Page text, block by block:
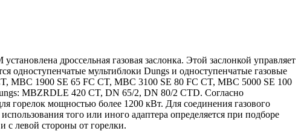
дроссельная газовая заслонка. Этой заслонкой управляет
одноступенчатые мультиблоки Dungs и одноступенчатые газовые
MBC 1900 SE 65 FC CT, MBC 3100 SE 80 FC CT, MBC 5000 SE 100
MBZRDLE 420 CT, DN 65/2, DN 80/2 CTD. Согласно
горелок мощностью более 1200 кВт. Для соединения газового
того или иного адаптера определяется при подборе
с левой стороны от горелки.